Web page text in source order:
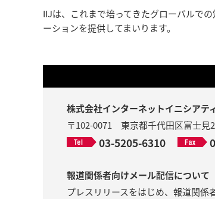
IIJは、これまで培ってきたグローバルで
ーションを提供してまいります。
株式会社インターネットイニシア
〒102-0071 東京都千代田区富士
03-5205-6310
報道関係者向けメール配信について
プレスリリースをはじめ、報道関